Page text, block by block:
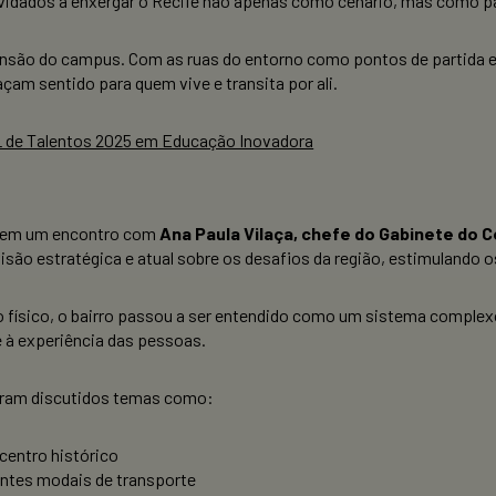
do campus. Com as ruas do entorno como pontos de partida
sentido para quem vive e transita por ali.
Talentos 2025 em Educação Inovadora
um encontro com Ana Paula Vilaça, chefe do Gabinete
estratégica e atual sobre os desafios da região, estimulando
físico, o bairro passou a ser entendido como um sistema
experiência das pessoas.
discutidos temas como:
histórico
modais de transporte